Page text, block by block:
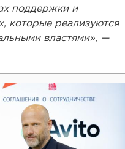
поддержки и
которые реализуются
властями», —